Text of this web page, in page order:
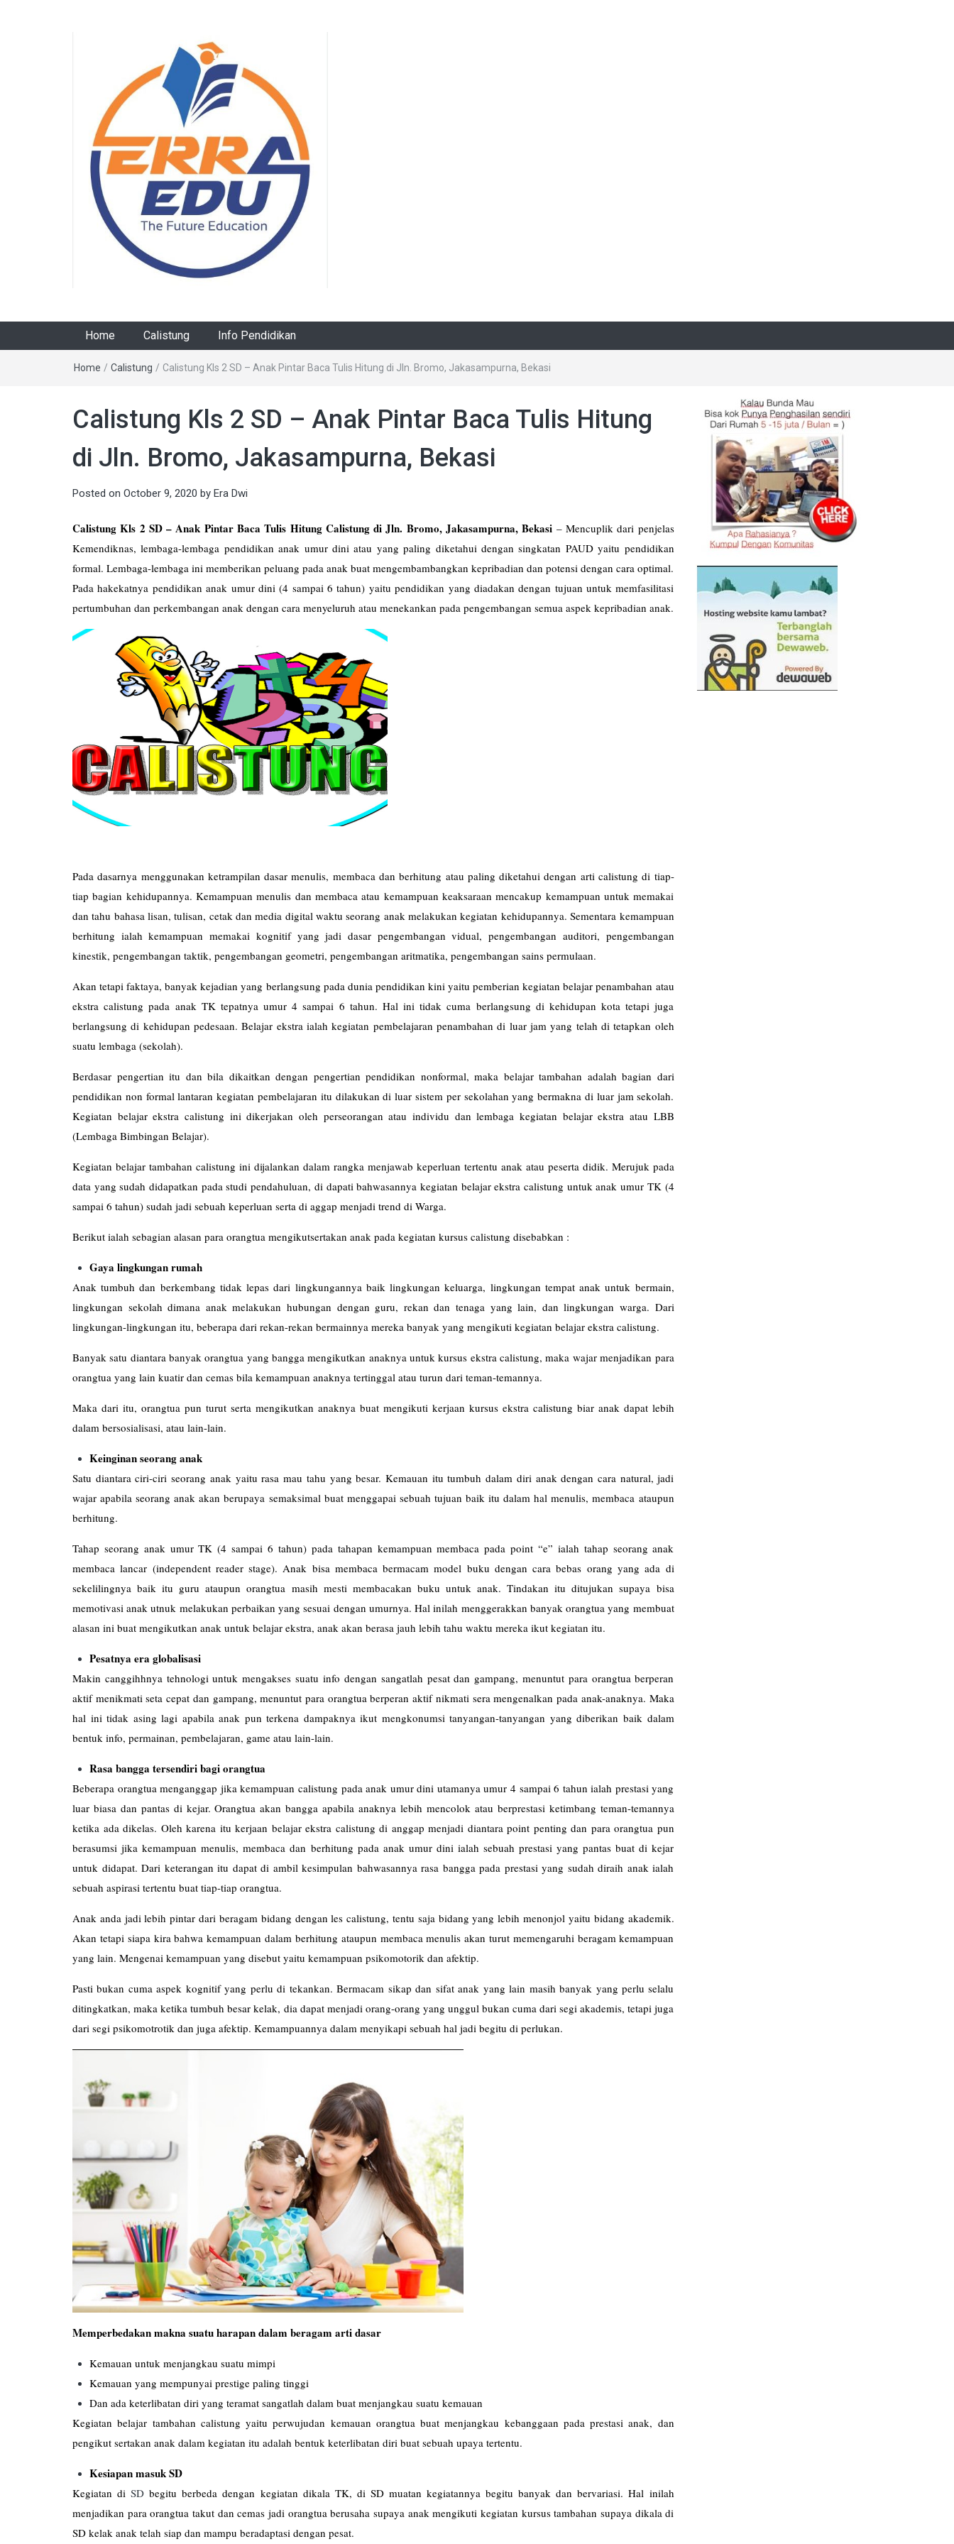
Home Calistung Info Pendidikan
Home / Calistung / Calistung Kls 2 SD – Anak Pintar Baca Tulis Hitung di Jln. Bromo, Jakasampurna, Bekasi
Calistung Kls 2 SD – Anak Pintar Baca Tulis Hitung
di Jln. Bromo, Jakasampurna, Bekasi
Posted on October 9, 2020 by Era Dwi
Calistung Kls 2 SD – Anak Pintar Baca Tulis Hitung Calistung di Jln. Bromo, Jakasampurna, Bekasi – Mencuplik dari penjelas
Kemendiknas, lembaga-lembaga pendidikan anak umur dini atau yang paling diketahui dengan singkatan PAUD yaitu pendidikan
formal. Lembaga-lembaga ini memberikan peluang pada anak buat mengembambangkan kepribadian dan potensi dengan cara optimal.
Pada hakekatnya pendidikan anak umur dini (4 sampai 6 tahun) yaitu pendidikan yang diadakan dengan tujuan untuk memfasilitasi
pertumbuhan dan perkembangan anak dengan cara menyeluruh atau menekankan pada pengembangan semua aspek kepribadian anak.
Pada dasarnya menggunakan ketrampilan dasar menulis, membaca dan berhitung atau paling diketahui dengan arti calistung di tiap-
tiap bagian kehidupannya. Kemampuan menulis dan membaca atau kemampuan keaksaraan mencakup kemampuan untuk memakai
dan tahu bahasa lisan, tulisan, cetak dan media digital waktu seorang anak melakukan kegiatan kehidupannya. Sementara kemampuan
berhitung ialah kemampuan memakai kognitif yang jadi dasar pengembangan vidual, pengembangan auditori, pengembangan
kinestik, pengembangan taktik, pengembangan geometri, pengembangan aritmatika, pengembangan sains permulaan.
Akan tetapi faktaya, banyak kejadian yang berlangsung pada dunia pendidikan kini yaitu pemberian kegiatan belajar penambahan atau
ekstra calistung pada anak TK tepatnya umur 4 sampai 6 tahun. Hal ini tidak cuma berlangsung di kehidupan kota tetapi juga
berlangsung di kehidupan pedesaan. Belajar ekstra ialah kegiatan pembelajaran penambahan di luar jam yang telah di tetapkan oleh
suatu lembaga (sekolah).
Berdasar pengertian itu dan bila dikaitkan dengan pengertian pendidikan nonformal, maka belajar tambahan adalah bagian dari
pendidikan non formal lantaran kegiatan pembelajaran itu dilakukan di luar sistem per sekolahan yang bermakna di luar jam sekolah.
Kegiatan belajar ekstra calistung ini dikerjakan oleh perseorangan atau individu dan lembaga kegiatan belajar ekstra atau LBB
(Lembaga Bimbingan Belajar).
Kegiatan belajar tambahan calistung ini dijalankan dalam rangka menjawab keperluan tertentu anak atau peserta didik. Merujuk pada
data yang sudah didapatkan pada studi pendahuluan, di dapati bahwasannya kegiatan belajar ekstra calistung untuk anak umur TK (4
sampai 6 tahun) sudah jadi sebuah keperluan serta di aggap menjadi trend di Warga.
Berikut ialah sebagian alasan para orangtua mengikutsertakan anak pada kegiatan kursus calistung disebabkan :
Gaya lingkungan rumah
Anak tumbuh dan berkembang tidak lepas dari lingkungannya baik lingkungan keluarga, lingkungan tempat anak untuk bermain,
lingkungan sekolah dimana anak melakukan hubungan dengan guru, rekan dan tenaga yang lain, dan lingkungan warga. Dari
lingkungan-lingkungan itu, beberapa dari rekan-rekan bermainnya mereka banyak yang mengikuti kegiatan belajar ekstra calistung.
Banyak satu diantara banyak orangtua yang bangga mengikutkan anaknya untuk kursus ekstra calistung, maka wajar menjadikan para
orangtua yang lain kuatir dan cemas bila kemampuan anaknya tertinggal atau turun dari teman-temannya.
Maka dari itu, orangtua pun turut serta mengikutkan anaknya buat mengikuti kerjaan kursus ekstra calistung biar anak dapat lebih
dalam bersosialisasi, atau lain-lain.
Keinginan seorang anak
Satu diantara ciri-ciri seorang anak yaitu rasa mau tahu yang besar. Kemauan itu tumbuh dalam diri anak dengan cara natural, jadi
wajar apabila seorang anak akan berupaya semaksimal buat menggapai sebuah tujuan baik itu dalam hal menulis, membaca ataupun
berhitung.
Tahap seorang anak umur TK (4 sampai 6 tahun) pada tahapan kemampuan membaca pada point “e” ialah tahap seorang anak
membaca lancar (independent reader stage). Anak bisa membaca bermacam model buku dengan cara bebas orang yang ada di
sekelilingnya baik itu guru ataupun orangtua masih mesti membacakan buku untuk anak. Tindakan itu ditujukan supaya bisa
memotivasi anak utnuk melakukan perbaikan yang sesuai dengan umurnya. Hal inilah menggerakkan banyak orangtua yang membuat
alasan ini buat mengikutkan anak untuk belajar ekstra, anak akan berasa jauh lebih tahu waktu mereka ikut kegiatan itu.
Pesatnya era globalisasi
Makin canggihhnya tehnologi untuk mengakses suatu info dengan sangatlah pesat dan gampang, menuntut para orangtua berperan
aktif menikmati seta cepat dan gampang, menuntut para orangtua berperan aktif nikmati sera mengenalkan pada anak-anaknya. Maka
hal ini tidak asing lagi apabila anak pun terkena dampaknya ikut mengkonumsi tanyangan-tanyangan yang diberikan baik dalam
bentuk info, permainan, pembelajaran, game atau lain-lain.
Rasa bangga tersendiri bagi orangtua
Beberapa orangtua menganggap jika kemampuan calistung pada anak umur dini utamanya umur 4 sampai 6 tahun ialah prestasi yang
luar biasa dan pantas di kejar. Orangtua akan bangga apabila anaknya lebih mencolok atau berprestasi ketimbang teman-temannya
ketika ada dikelas. Oleh karena itu kerjaan belajar ekstra calistung di anggap menjadi diantara point penting dan para orangtua pun
berasumsi jika kemampuan menulis, membaca dan berhitung pada anak umur dini ialah sebuah prestasi yang pantas buat di kejar
untuk didapat. Dari keterangan itu dapat di ambil kesimpulan bahwasannya rasa bangga pada prestasi yang sudah diraih anak ialah
sebuah aspirasi tertentu buat tiap-tiap orangtua.
Anak anda jadi lebih pintar dari beragam bidang dengan lescalistung, tentu saja bidang yang lebih menonjol yaitu bidang akademik.
Akan tetapi siapa kira bahwa kemampuan dalam berhitung ataupun membaca menulis akan turut memengaruhi beragam kemampuan
yang lain. Mengenai kemampuan yang disebut yaitu kemampuan psikomotorik dan afektip.
Pasti bukan cuma aspek kognitif yang perlu di tekankan. Bermacam sikap dan sifat anak yang lain masih banyak yang perlu selalu
ditingkatkan, maka ketika tumbuh besar kelak, dia dapat menjadi orang-orang yang unggul bukan cuma dari segi akademis, tetapi juga
dari segi psikomotrotik dan juga afektip. Kemampuannya dalam menyikapi sebuah hal jadi begitu di perlukan.
Memperbedakan makna suatu harapan dalam beragam arti dasar
Kemauan untuk menjangkau suatu mimpi
Kemauan yang mempunyai prestige paling tinggi
Dan ada keterlibatan diri yang teramat sangatlah dalam buat menjangkau suatu kemauan
Kegiatan belajar tambahan calistung yaitu perwujudan kemauan orangtua buat menjangkau kebanggaan pada prestasi anak, dan
pengikut sertakan anak dalam kegiatan itu adalah bentuk keterlibatan diri buat sebuah upaya tertentu.
Kesiapan masuk SD
Kegiatan diSD begitu berbeda dengan kegiatan dikala TK, di SD muatan kegiatannya begitu banyak dan bervariasi. Hal inilah
menjadikan para orangtua takut dan cemas jadi orangtua berusaha supaya anak mengikuti kegiatan kursus tambahan supaya dikala di
SD kelak anak telah siap dan mampu beradaptasi dengan pesat.